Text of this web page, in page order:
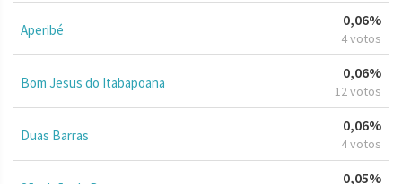
Aperibé
0,06%
4 votos
Bom Jesus do Itabapoana
0,06%
12 votos
Duas Barras
0,06%
4 votos
0,05%